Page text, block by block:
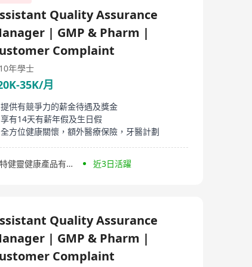
Quality Assurance
| GMP & Pharm |
Complaint
年學士
35K/月
提供有競爭力的薪金待遇及獎金
享有14天有薪年假及生日假
全方位健康關懷，額外醫療保險，牙醫計劃
維特健靈健康產品有限公司 近3日活躍
Quality Assurance
| GMP & Pharm |
Complaint